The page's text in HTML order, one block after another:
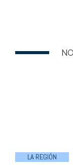
LA REGIÓN